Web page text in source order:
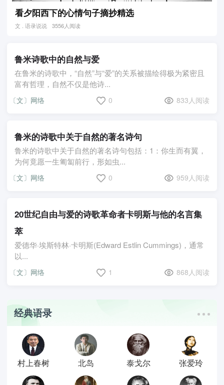
看夕阳西下的心情句子摘抄精选
文 . 语录说说 3556人阅读
鲁米诗歌中的自然与爱
在鲁米的诗歌中，“自然”与“爱”的关系被描绘得极为紧密且
富有哲理，自然不仅是他诗...
〔文〕网络 0 833人阅读
鲁米的诗歌中关于自然的著名诗句
鲁米的诗歌中关于自然的著名诗句包括：1：你生而有翼，
为何竟愿一生匍匐前行，形如虫...
〔文〕网络 0 959人阅读
20世纪自由与爱的诗歌革命者卡明斯与他的名言集
萃
爱德华·埃斯特林·卡明斯(Edward Estlin Cummings)，通常
以...
〔文〕网络 1 868人阅读
经典语录
村上春树 北岛 泰戈尔 张爱玲